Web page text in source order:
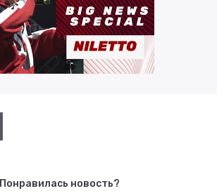
Понравилась новость?